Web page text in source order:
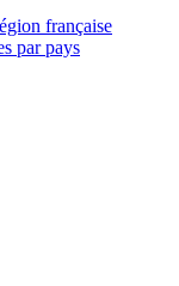
française
par pays